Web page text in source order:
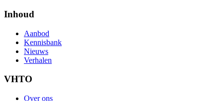
Inhoud
Aanbod
Kennisbank
Nieuws
Verhalen
VHTO
Over ons